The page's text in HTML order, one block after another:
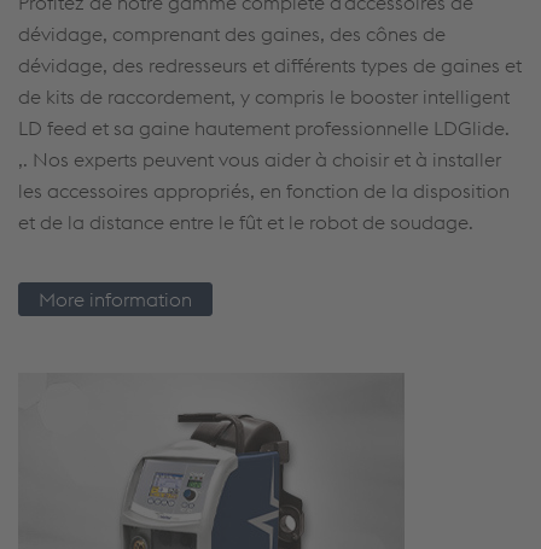
dévidage, comprenant des gaines, des cônes de
dévidage, des redresseurs et différents types de gaines et
de kits de raccordement, y compris le booster intelligent
LD feed et sa gaine hautement professionnelle LDGlide.
,. Nos experts peuvent vous aider à choisir et à installer
les accessoires appropriés, en fonction de la disposition
et de la distance entre le fût et le robot de soudage.
More information